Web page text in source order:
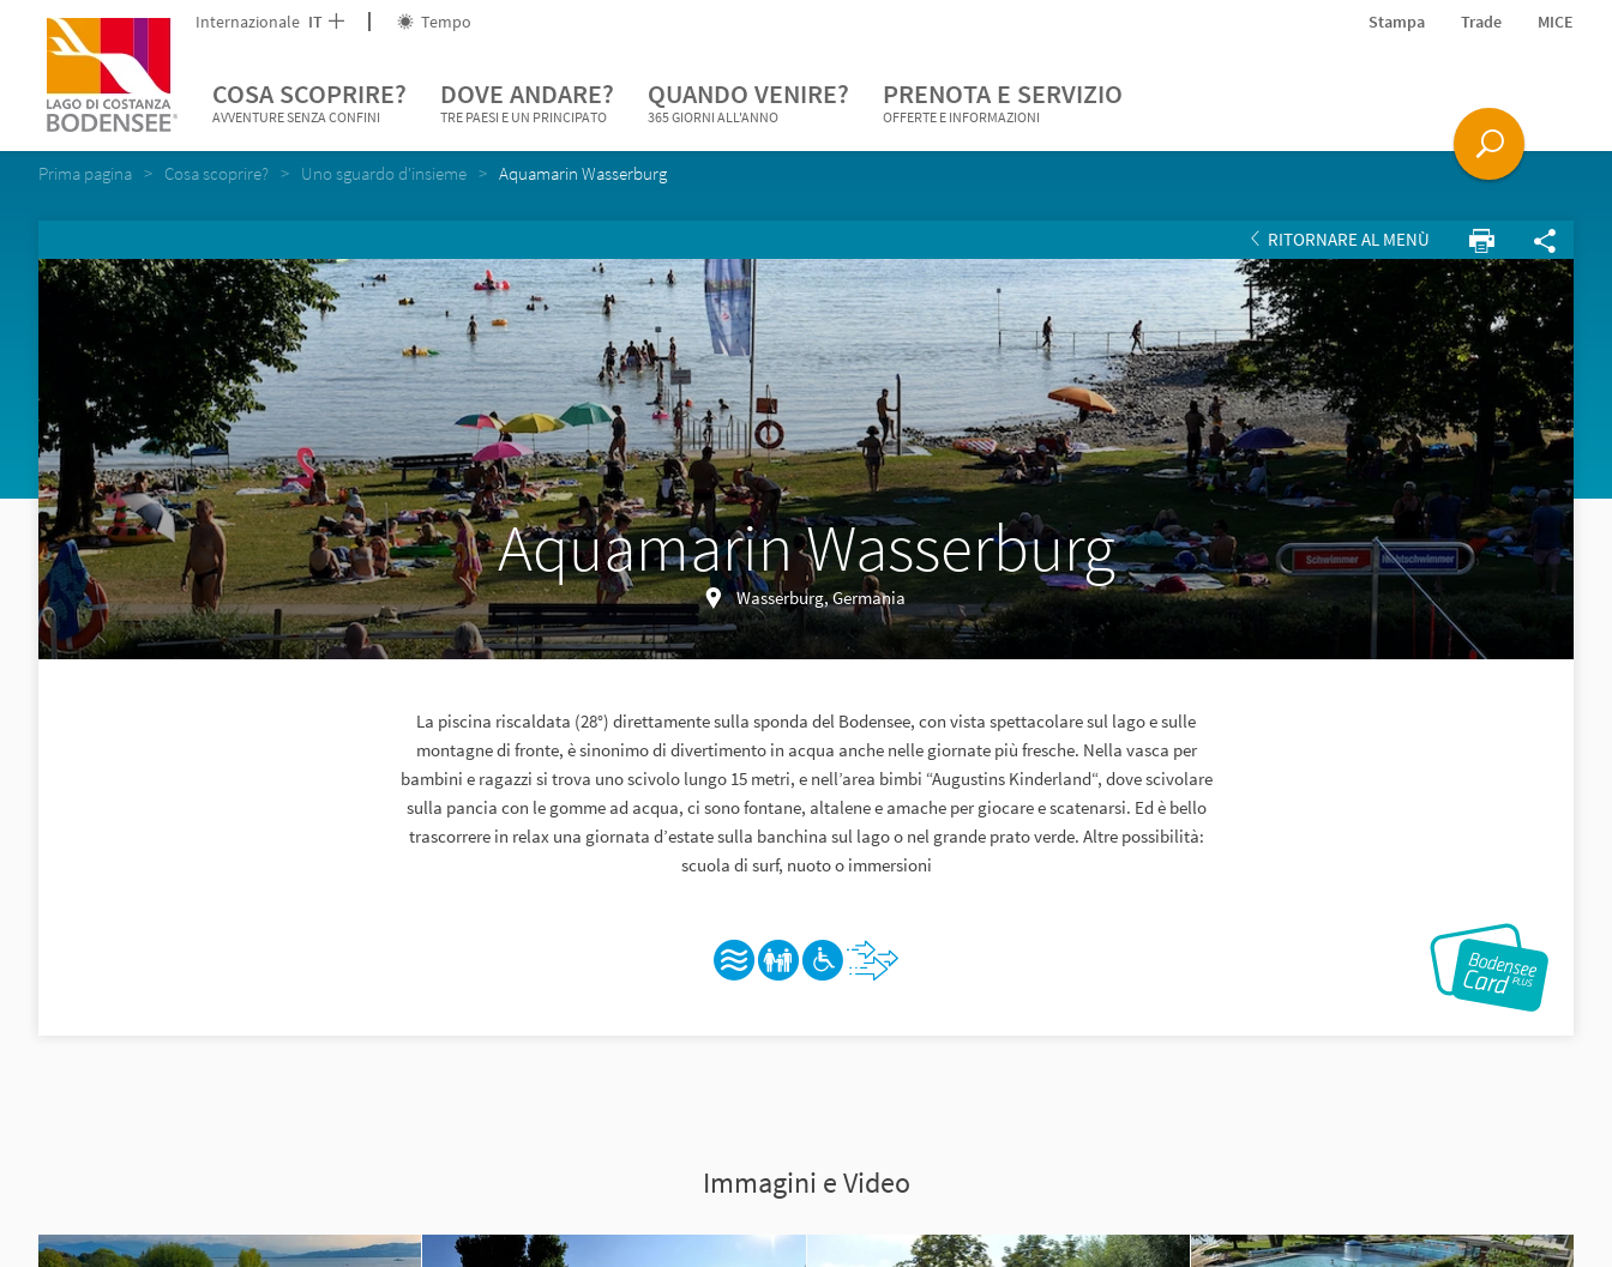
Internazionale IT Tempo Stampa Trade MICE
COSA SCOPRIRE?
AVVENTURE SENZA CONFINI
DOVE ANDARE?
TRE PAESI E UN PRINCIPATO
QUANDO VENIRE?
365 GIORNI ALL'ANNO
PRENOTA E SERVIZIO
OFFERTE E INFORMAZIONI
Prima pagina Cosa scoprire? Uno sguardo d'insieme Aquamarin Wasserburg
RITORNARE AL MENÙ
Aquamarin Wasserburg
Wasserburg, Germania
La piscina riscaldata (28°) direttamente sulla sponda del Bodensee, con vista spettacolare sul lago e sulle
montagne di fronte, è sinonimo di divertimento in acqua anche nelle giornate più fresche. Nella vasca per
bambini e ragazzi si trova uno scivolo lungo 15 metri, e nell’area bimbi “Augustins Kinderland“, dove scivolare
sulla pancia con le gomme ad acqua, ci sono fontane, altalene e amache per giocare e scatenarsi. Ed è bello
trascorrere in relax una giornata d’estate sulla banchina sul lago o nel grande prato verde. Altre possibilità:
scuola di surf, nuoto o immersioni
Immagini e Video